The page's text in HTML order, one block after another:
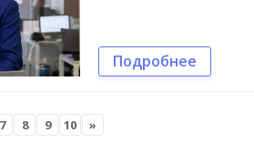
Подробнее
7 8 9 10 »